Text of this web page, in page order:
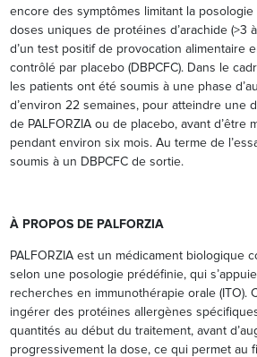
encore des symptômes limitant la
doses uniques de protéines d’arachide (>3
d’un test positif de provocation alimentaire
contrôlé par placebo (DBPCFC). Dans le
les patients ont été soumis à une phase
d’environ 22 semaines, pour atteindre une
de PALFORZIA ou de placebo, avant d’être
pendant environ six mois. Au terme de
soumis à un DBPCFC de sortie.
À PROPOS DE PALFORZIA
PALFORZIA est un médicament biologique
selon une posologie prédéfinie, qui
recherches en immunothérapie orale (ITO).
ingérer des protéines allergènes
quantités au début du traitement, avant
progressivement la dose, ce qui permet au